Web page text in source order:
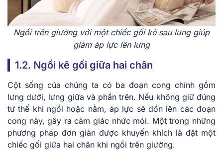
Ngồi trên giường với một chiếc gối kê sau lưng giúp
giảm áp lực lên lưng
1.2. Ngồi kê gối giữa hai chân
Cột sống của chúng ta có ba đoạn cong chính gồm
lưng dưới, lưng giữa và phần trên. Nếu không giữ đúng
tư thế khi ngồi hoặc nằm, áp lực sẽ dồn lên các đoạn
cong này, gây ra cảm giác nhức mỏi. Một trong những
phương pháp đơn giản được khuyến khích là đặt một
chiếc gối giữa hai chân khi ngồi trên giường.